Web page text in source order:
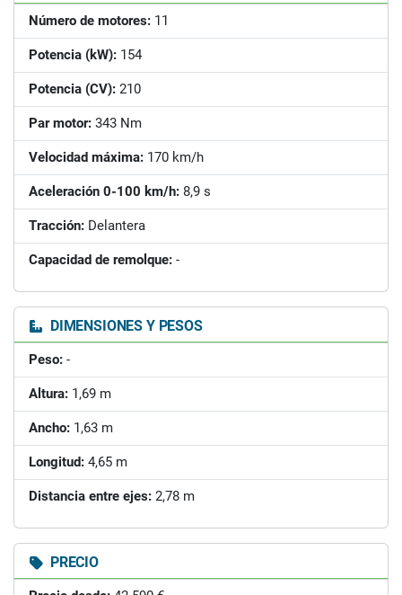
Número de motores: 11
Potencia (kW): 154
Potencia (CV): 210
Par motor: 343 Nm
Velocidad máxima: 170 km/h
Aceleración 0-100 km/h: 8,9 s
Tracción: Delantera
Capacidad de remolque: -
DIMENSIONES Y PESOS
Peso: -
Altura: 1,69 m
Ancho: 1,63 m
Longitud: 4,65 m
Distancia entre ejes: 2,78 m
PRECIO